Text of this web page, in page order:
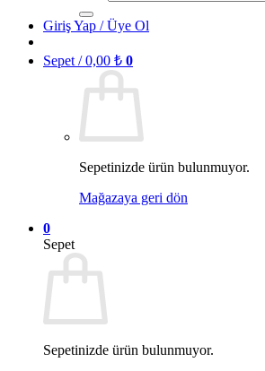
Giriş Yap / Üye Ol
Sepet /0,00 ₺ 0
Sepetinizde ürün bulunmuyor.
Mağazaya geri dön
0
Sepet
Sepetinizde ürün bulunmuyor.